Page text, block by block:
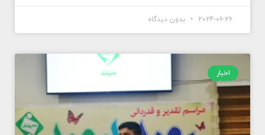
2024-06-26 بدون دیدگاه
اخبار